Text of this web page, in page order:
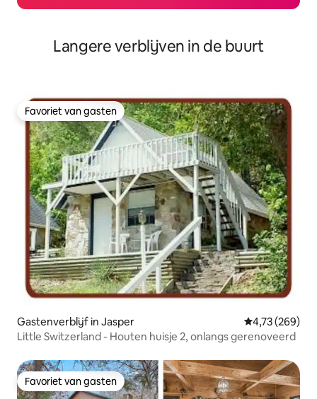
Langere verblijven in de buurt
Favoriet van gasten
Favoriet van gasten
Gastenverblijf in Jasper Gemiddelde
4,73 (269)
Little Switzerland - Houten huisje 2, onlangs gerenoveerd
Favoriet van gasten
Favoriet van gasten